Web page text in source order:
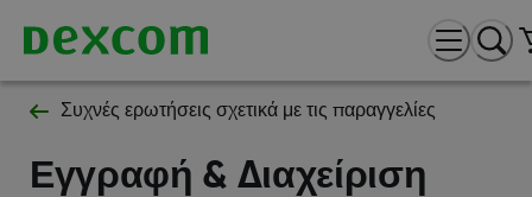
Συχνές ερωτήσεις σχετικά με τις παραγγελίες
Εγγραφή & Διαχείριση